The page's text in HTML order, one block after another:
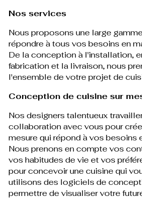
Nos services
Nous proposons une large
répondre à tous vos besoins en
De la conception à l'installation,
fabrication et la livraison, nous
l'ensemble de votre projet de
Conception de cuisine sur
Nos designers talentueux
collaboration avec vous pour
mesure qui répond à vos besoins
Nous prenons en compte vos
vos habitudes de vie et vos
pour concevoir une cuisine qui
utilisons des logiciels de
permettre de visualiser votre